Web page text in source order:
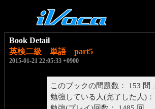
Book Detail
英検二級 単語 part5
2015-01-21 22:05:33 +0900
このブックの問題数： 153 問
勉強している人(完了した人)